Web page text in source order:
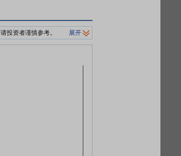
投资者谨慎参考。
展开